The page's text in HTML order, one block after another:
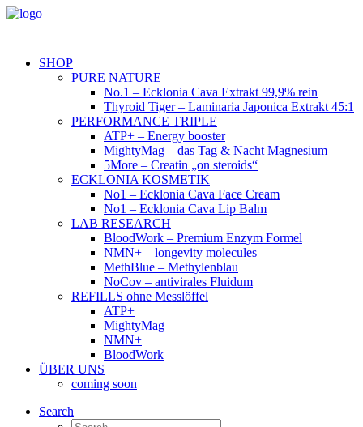
SHOP
PURE NATURE
No.1 – Ecklonia Cava Extrakt 99,9% rein
Thyroid Tiger – Laminaria Japonica Extrakt 45:1
PERFORMANCE TRIPLE
ATP+ – Energy booster
MightyMag – das Tag & Nacht Magnesium
5More – Creatin „on steroids“
ECKLONIA KOSMETIK
No1 – Ecklonia Cava Face Cream
No1 – Ecklonia Cava Lip Balm
LAB RESEARCH
BloodWork – Premium Enzym Formel
NMN+ – longevity molecules
MethBlue – Methylenblau
NoCov – antivirales Fluidum
REFILLS ohne Messlöffel
ATP+
MightyMag
NMN+
BloodWork
ÜBER UNS
coming soon
Search